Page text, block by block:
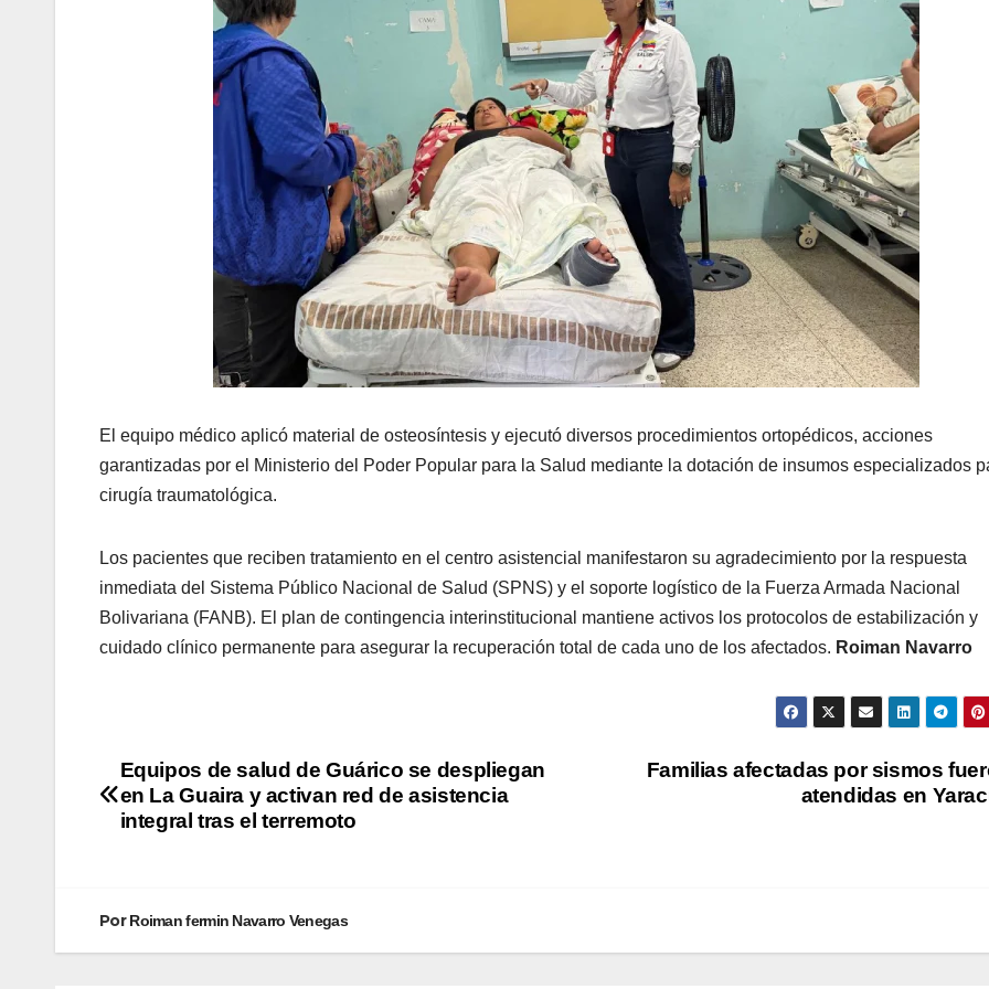
El equipo médico aplicó material de osteosíntesis y ejecutó diversos procedimientos ortopédicos, acciones
garantizadas por el Ministerio del Poder Popular para la Salud mediante la dotación de insumos especializados
cirugía traumatológica.
Los pacientes que reciben tratamiento en el centro asistencial manifestaron su agradecimiento por la respuesta
inmediata del Sistema Público Nacional de Salud (SPNS) y el soporte logístico de la Fuerza Armada Nacional
Bolivariana (FANB). El plan de contingencia interinstitucional mantiene activos los protocolos de estabilización y
cuidado clínico permanente para asegurar la recuperación total de cada uno de los afectados. Roiman Navarro
Familias afectadas por sismos
atendidas en
Equipos de salud de Guárico se despliegan
en La Guaira y activan red de asistencia
integral tras el terremoto
PorRoiman fermin Navarro Venegas